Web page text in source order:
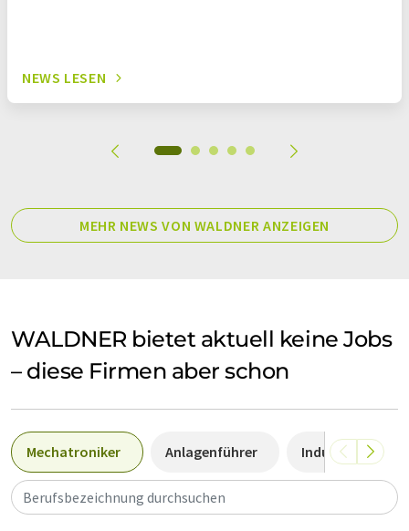
NEWS LESEN
MEHR NEWS VON WALDNER ANZEIGEN
WALDNER bietet aktuell keine Jobs
– diese Firmen aber schon
Mechatroniker Anlagenführer
Berufsbezeichnung durchsuchen